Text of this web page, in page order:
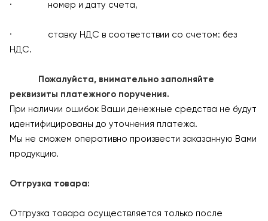
· номер и дату счета,
· ставку НДС в соответствии со счетом: без
НДС.
Пожалуйста, внимательно заполняйте
реквизиты платежного поручения.
При наличии ошибок Ваши денежные средства не будут
идентифицированы до уточнения платежа.
Мы не сможем оперативно произвести заказанную Вами
продукцию.
Отгрузка товара:
Отгрузка товара осуществляется только после